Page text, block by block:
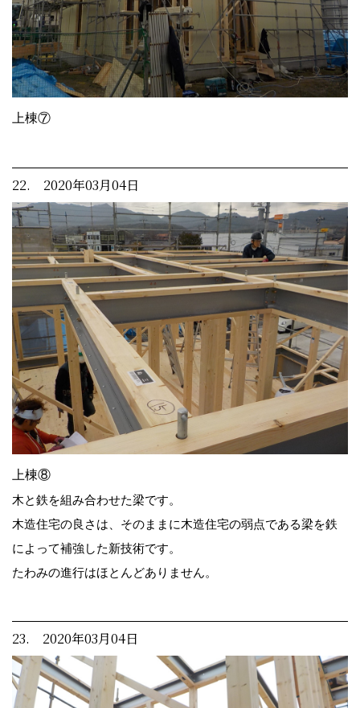
上棟⑦
22. 2020年03月04日
上棟⑧
木と鉄を組み合わせた梁です。
木造住宅の良さは、そのままに木造住宅の弱点である梁を鉄
によって補強した新技術です。
たわみの進行はほとんどありません。
23. 2020年03月04日